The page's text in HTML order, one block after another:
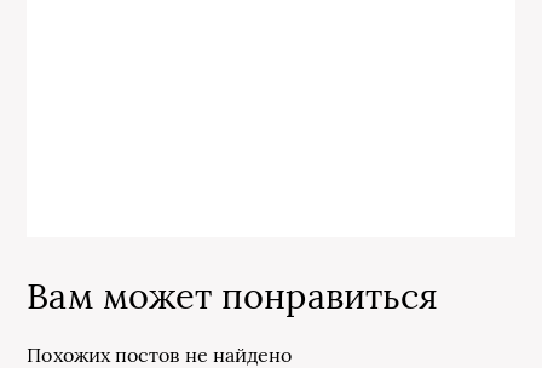
Вам может понравиться
Похожих постов не найдено